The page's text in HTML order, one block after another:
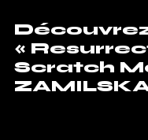
«
Scratch